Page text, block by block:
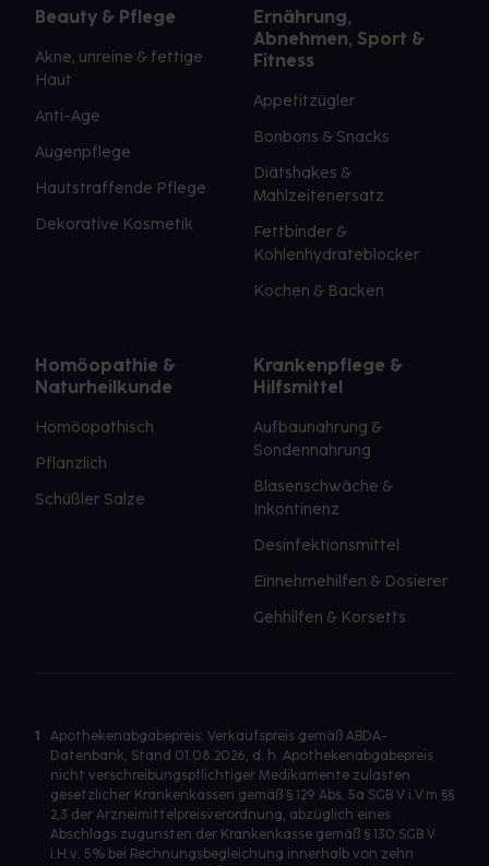
Beauty & Pflege
Akne, unreine & fettige
Haut
Anti-Age
Augenpflege
Hautstraffende Pflege
Dekorative Kosmetik
Ernährung,
Abnehmen, Sport &
Fitness
Appetitzügler
Bonbons & Snacks
Diätshakes &
Mahlzeitenersatz
Fettbinder &
Kohlenhydrateblocker
Kochen & Backen
Homöopathie &
Naturheilkunde
Homöopathisch
Pflanzlich
Schüßler Salze
Krankenpflege &
Hilfsmittel
Aufbaunahrung &
Sondennahrung
Blasenschwäche &
Inkontinenz
Desinfektionsmittel
Einnehmehilfen & Dosierer
Gehhilfen & Korsetts
1
Apothekenabgabepreis: Verkaufspreis gemäß ABDA-
Datenbank, Stand 01.08.2026, d. h. Apothekenabgabepreis
nicht verschreibungspflichtiger Medikamente zulasten
gesetzlicher Krankenkassen gemäß § 129 Abs. 5a SGB V i.V.m §§
2,3 der Arzneimittelpreisverordnung, abzüglich eines
Abschlags zugunsten der Krankenkasse gemäß § 130 SGB V
i.H.v. 5% bei Rechnungsbegleichung innerhalb von zehn